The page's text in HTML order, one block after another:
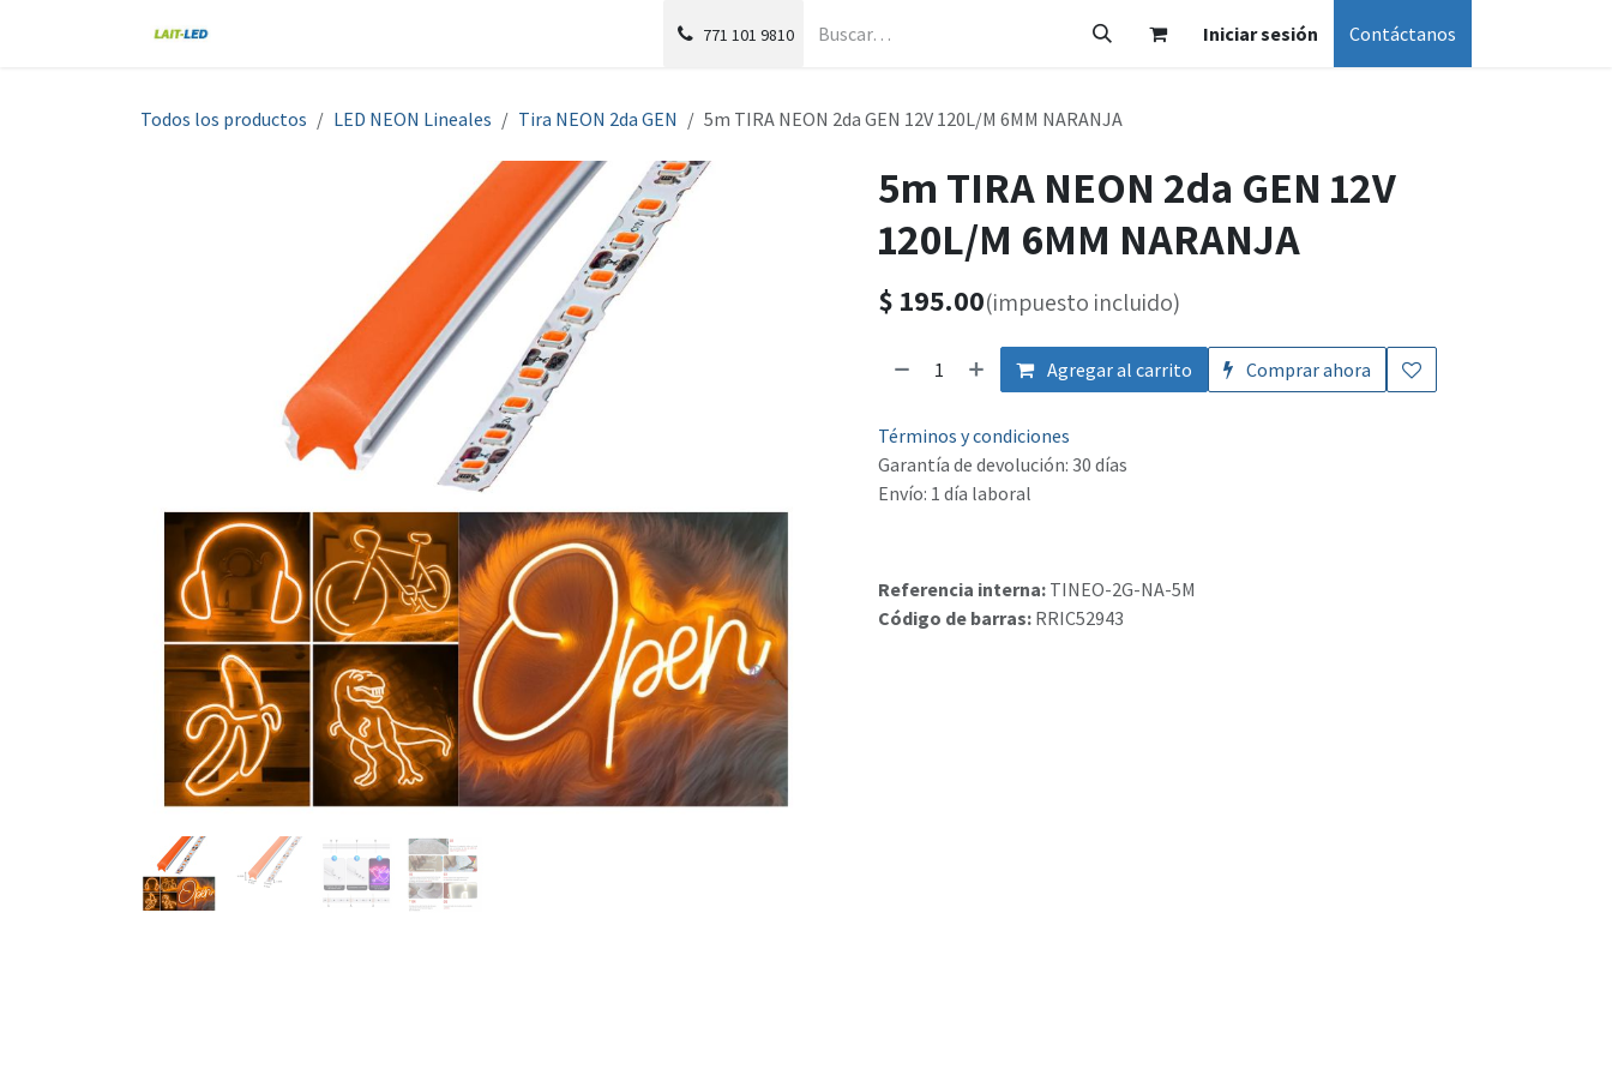
771 101 9810 Iniciar sesión Contáctanos
Todos los productos LED NEON Lineales Tira NEON 2da GEN 5m TIRA NEON 2da GEN 12V 120L/M 6MM NARANJA
5m TIRA NEON 2da GEN 12V
120L/M 6MM NARANJA
$ 195.00(impuesto incluido)
Agregar al carrito Comprar ahora
Términos y condiciones
Garantía de devolución: 30 días
Envío: 1 día laboral
Referencia interna: TINEO-2G-NA-5M
Código de barras: RRIC52943